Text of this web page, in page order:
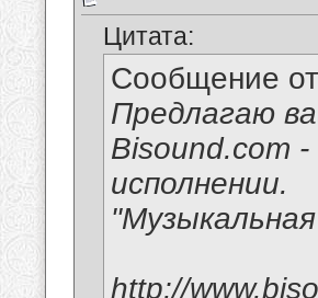
Цитата:
Сообщение от
Предлагаю
Bisound.com
исполнении.
http://